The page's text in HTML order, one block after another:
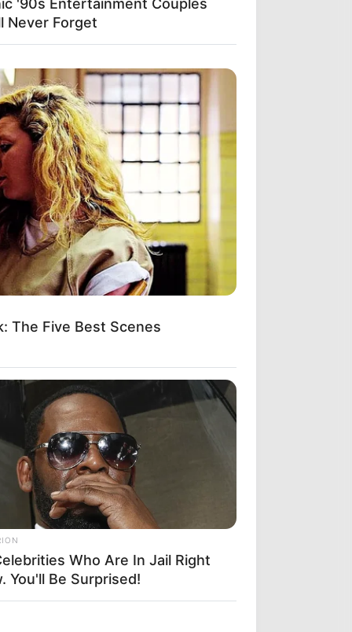
'90s Entertainment Couples
Never Forget
The Five Best Scenes
Who Are In Jail Right
You'll Be Surprised!